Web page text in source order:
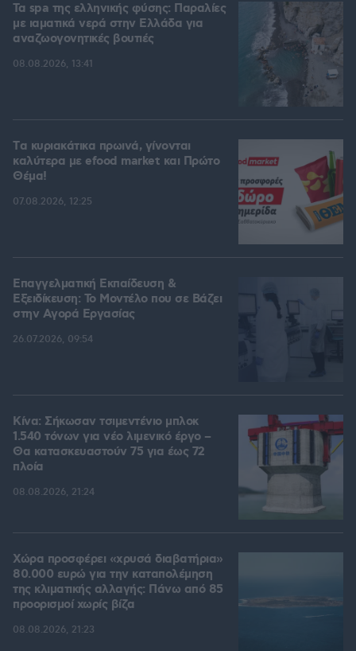
Τα spa της ελληνικής φύσης: Παραλίες
με ιαματικά νερά στην Ελλάδα για
αναζωογονητικές βουτιές
08.08.2026, 13:41
Tα κυριακάτικα πρωινά, γίνονται
καλύτερα με efood market και Πρώτο
Θέμα!
07.08.2026, 12:25
Επαγγελματική Εκπαίδευση &
Εξειδίκευση: Το Mοντέλο που σε Bάζει
στην Aγορά Eργασίας
26.07.2026, 09:54
Κίνα: Σήκωσαν τσιμεντένιο μπλοκ
1.540 τόνων για νέο λιμενικό έργο –
Θα κατασκευαστούν 75 για έως 72
πλοία
08.08.2026, 21:24
Χώρα προσφέρει «χρυσά διαβατήρια»
80.000 ευρώ για την καταπολέμηση
της κλιματικής αλλαγής: Πάνω από 85
προορισμοί χωρίς βίζα
08.08.2026, 21:23